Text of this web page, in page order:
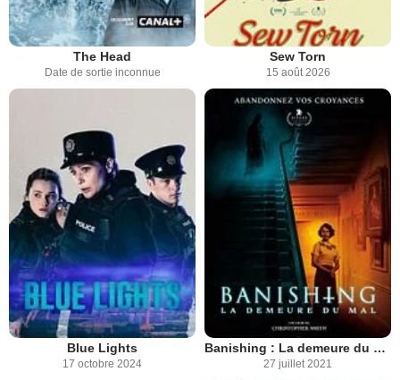
The Head
Date de sortie inconnue
Sew Torn
15 août 2026
Blue Lights
17 octobre 2024
Banishing : La demeure du mal
27 juillet 2021